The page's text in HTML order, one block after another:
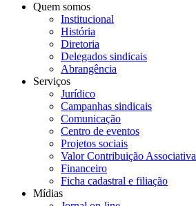
Quem somos
Institucional
História
Diretoria
Delegados sindicais
Abrangência
Serviços
Jurídico
Campanhas sindicais
Comunicação
Centro de eventos
Projetos sociais
Valor Contribuição Associativa
Financeiro
Ficha cadastral e filiação
Mídias